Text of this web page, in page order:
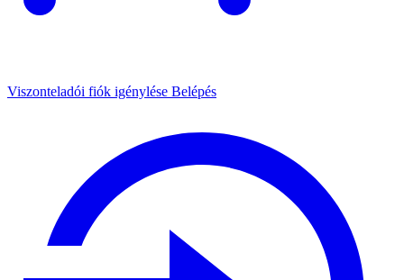
Viszonteladói fiók igénylése Belépés